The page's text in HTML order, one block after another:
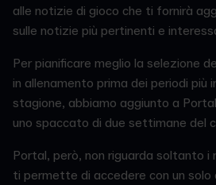
alle notizie di gioco che ti fornirà
sulle notizie più pertinenti e
Per pianificare meglio la selezione
in allenamento prima dei periodi più
stagione, abbiamo aggiunto a
uno spaccato di due settimane del
Portal, però, non riguarda soltanto i
ti permette di accedere con un solo